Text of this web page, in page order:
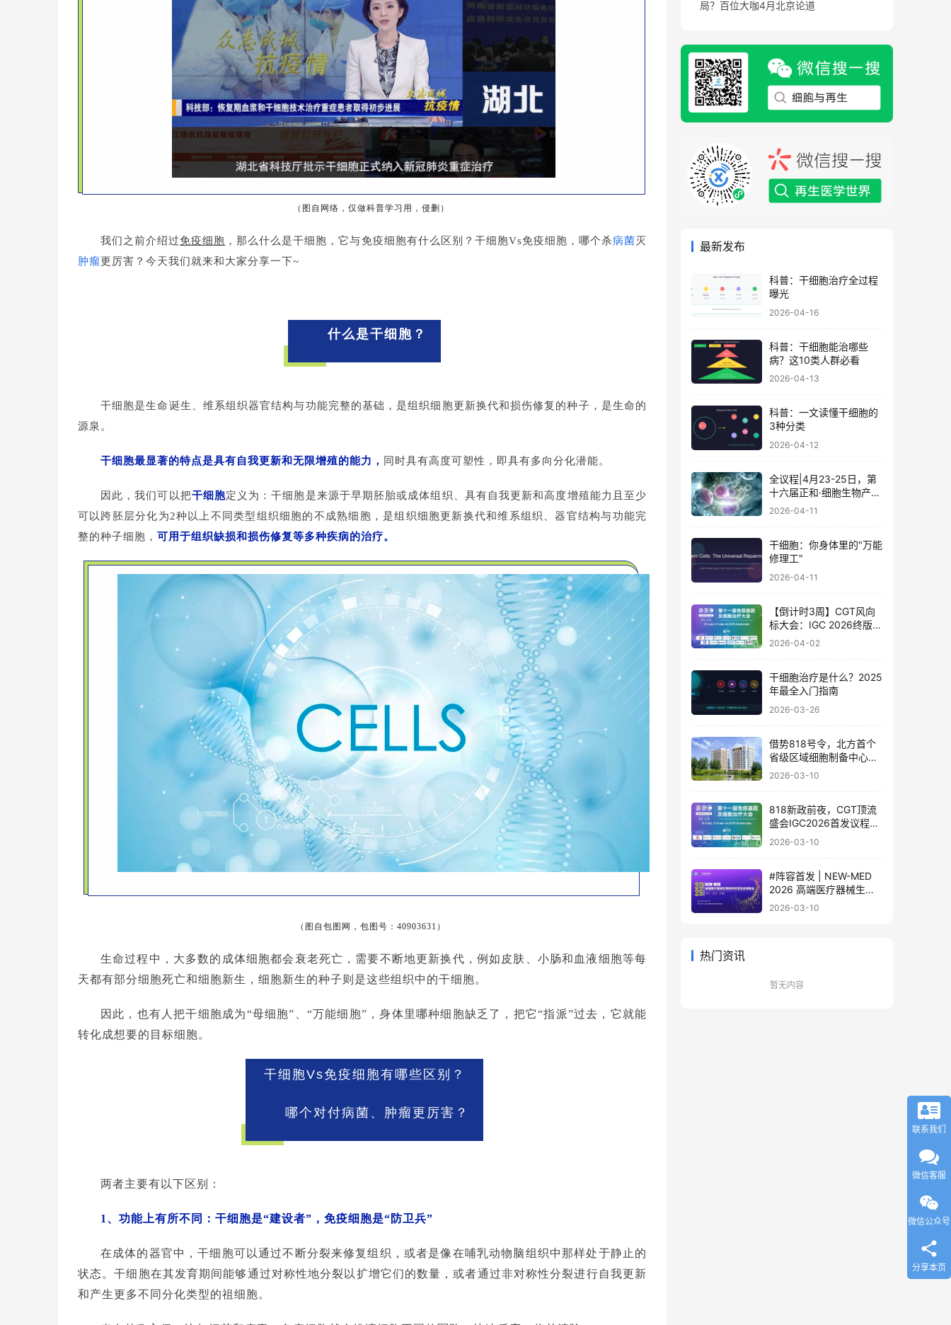
（图自网络，仅做科普学习用，侵删）
我们之前介绍过免疫细胞 ，那么什么是干细胞，它与免疫细胞有什么区别？干细胞Vs免疫细胞，哪个杀病菌灭
肿瘤更厉害？今天我们就来和大家分享一下~
什么是干细胞？
干细胞是生命诞生、维系组织器官结构与功能完整的基础，是组织细胞更新换代和损伤修复的种子，是生命的
源泉。
干细胞最显著的特点是具有自我更新和无限增殖的能力 ， 同时具有高度可塑性，即具有多向分化潜能。
因此，我们可以把干细胞定义为：干细胞是来源于早期胚胎或成体组织、具有自我更新和高度增殖能力且至少
可以跨胚层分化为2种以上不同类型组织细胞的不成熟细胞，是组织细胞更新换代和维系组织、器官结构与功能完
整的种子细胞， 可用于组织缺损和损伤修复等多种疾病的治疗。
（图自包图网，包图号：40903631）
生命过程中，大多数的成体细胞都会衰老死亡，需要不断地更新换代，例如皮肤、小肠和血液细胞等每
天都有部分细胞死亡和细胞新生，细胞新生的种子则是这些组织中的干细胞。
因此，也有人把干细胞成为“母细胞”、“万能细胞”，身体里哪种细胞缺乏了，把它“指派”过去，它就能
转化成想要的目标细胞。
干细胞Vs免疫细胞有哪些区别？
哪个对付病菌、肿瘤更厉害？
两者主要有以下区别：
1、功能上有所不同：干细胞是“建设者”，免疫细胞是“防卫兵”
在成体的器官中，干细胞可以通过不断分裂来修复组织，或者是像在哺乳动物脑组织中那样处于静止的
状态。干细胞在其发育期间能够通过对称性地分裂以扩增它们的数量，或者通过非对称性分裂进行自我更新
和产生更多不同分化类型的祖细胞。
局？百位大咖4月北京论道
最新发布
科普：干细胞治疗全过程
曝光
2026-04-16
科普：干细胞能治哪些
病？这10类人群必看
2026-04-13
科普：一文读懂干细胞的
3种分类
2026-04-12
全议程|4月23-25日，第
十六届正和·细胞生物产业
大会暨细胞治疗与再生医
2026-04-11
干细胞：你身体里的"万能
修理工"
2026-04-11
【倒计时3周】CGT风向
标大会：IGC 2026终版议
程公布！合规与创新如何
2026-04-02
干细胞治疗是什么？2025
年最全入门指南
2026-03-26
借势818号令，北方首个
省级区域细胞制备中心落
地
2026-03-10
818新政前夜，CGT顶流
盛会IGC2026首发议程公
布！体内细胞/基因治疗/
决策者4月齐聚北京
2026-03-10
#阵容首发 | NEW-MED
2026 高端医疗器械生物
材料研发及应用峰会 北京
2026-03-10
热门资讯
暂无内容
联系我们
微信客服
微信公众号
分享本页